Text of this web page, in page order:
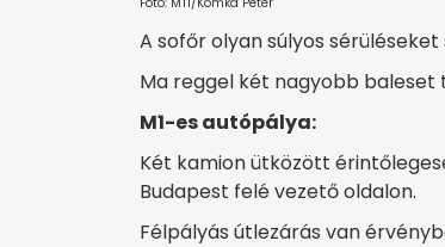
A sofőr olyan súlyos
Ma reggel két nagyobb baleset
M1-es autópálya:
Két kamion ütközött
Budapest felé vezető oldalon.
Félpályás útlezárás van